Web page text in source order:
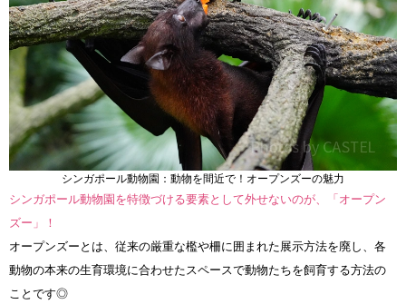
シンガポール動物園：動物を間近で！オープンズーの魅力
シンガポール動物園を特徴づける要素として外せないのが、「オープン
ズー」！
オープンズーとは、従来の厳重な檻や柵に囲まれた展示方法を廃し、各
動物の本来の生育環境に合わせたスペースで動物たちを飼育する方法の
ことです◎